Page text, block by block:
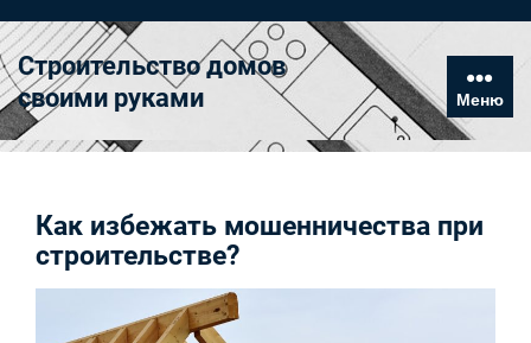
к
содержимому
Строительство домов
своими руками
Меню
Как избежать мошенничества при
строительстве?